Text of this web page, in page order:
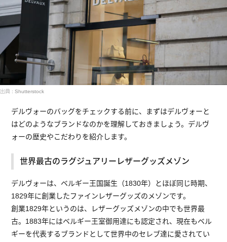
出典 : Shutterstock
デルヴォーのバッグをチェックする前に、まずはデルヴォーと
はどのようなブランドなのかを理解しておきましょう。デルヴ
ォーの歴史やこだわりを紹介します。
世界最古のラグジュアリーレザーグッズメゾン
デルヴォーは、ベルギー王国誕生（1830年）とほぼ同じ時期、
1829年に創業したファインレザーグッズのメゾンです。
創業1829年というのは、レザーグッズメゾンの中でも世界最
古。1883年にはベルギー王室御用達にも認定され、現在もベル
ギーを代表するブランドとして世界中のセレブ達に愛されてい